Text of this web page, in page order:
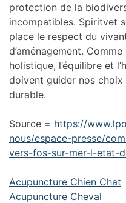
protection de la
incompatibles. Spiritvet
place le respect du
d’aménagement.
holistique, l’équilibre et
doivent guider nos
durable.
Source = https://
nous/espace-presse/
vers-fos-sur-mer-l-etat-
Acupuncture Chien Chat
Acupuncture Cheval